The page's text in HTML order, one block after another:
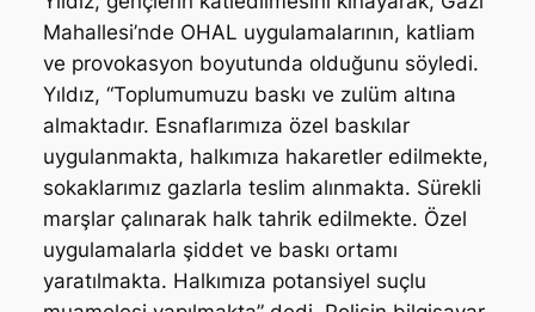
Mahallesi’nde OHAL uygulamalarının, katliam
ve provokasyon boyutunda olduğunu söyledi.
Yıldız, “Toplumumuzu baskı ve zulüm altına
almaktadır. Esnaflarımıza özel baskılar
uygulanmakta, halkımıza hakaretler edilmekte,
sokaklarımız gazlarla teslim alınmakta. Sürekli
marşlar çalınarak halk tahrik edilmekte. Özel
uygulamalarla şiddet ve baskı ortamı
yaratılmakta. Halkımıza potansiyel suçlu